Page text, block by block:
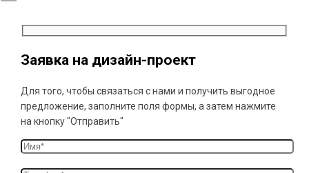
Заявка на дизайн-проект
Для того, чтобы связаться с нами и получить выгодное
предложение, заполните поля формы, а затем нажмите
на кнопку "Отправить"